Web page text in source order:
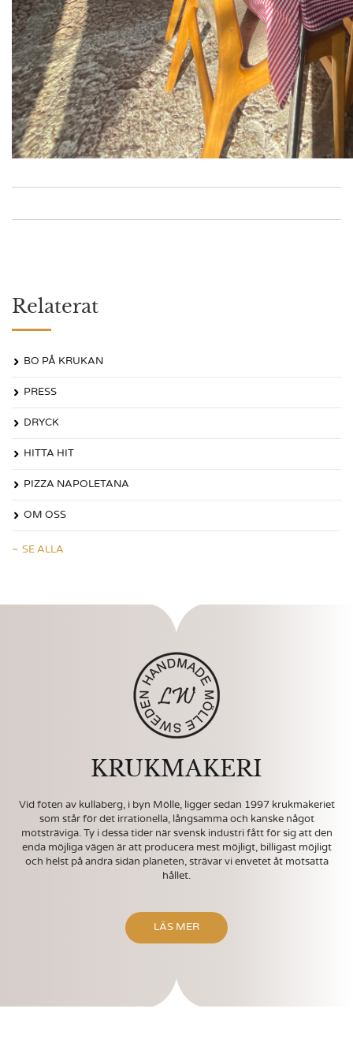
Relaterat
BO PÅ KRUKAN
PRESS
DRYCK
HITTA HIT
PIZZA NAPOLETANA
OM OSS
SE ALLA
KRUKMAKERI
Vid foten av kullaberg, i byn Mölle, ligger sedan 1997 krukmakeriet
som står för det irrationella, långsamma och kanske något
motsträviga. Ty i dessa tider när svensk industri fått för sig att den
enda möjliga vägen är att producera mest möjligt, billigast möjligt
och helst på andra sidan planeten, strävar vi envetet åt motsatta
hållet.
LÄS MER